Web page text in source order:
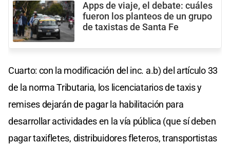
Apps de viaje, el debate: cuáles
fueron los planteos de un grupo
de taxistas de Santa Fe
Cuarto: con la modificación del inc. a.b) del artículo 33
de la norma Tributaria, los licenciatarios de taxis y
remises dejarán de pagar la habilitación para
desarrollar actividades en la vía pública (que sí deben
pagar taxifletes, distribuidores fleteros, transportistas